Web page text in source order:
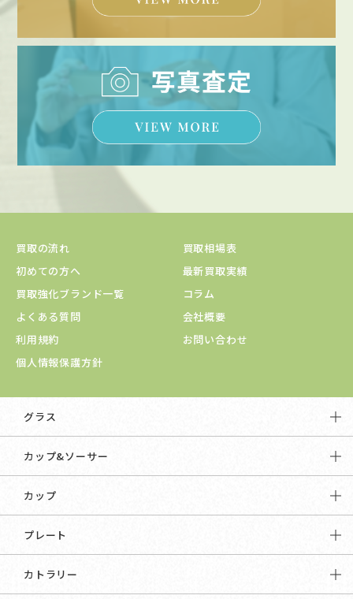
買取の流れ
買取相場表
初めての方へ
最新買取実績
買取強化ブランド一覧
コラム
よくある質問
会社概要
利用規約
お問い合わせ
個人情報保護方針
グラス
カップ&ソーサー
カップ
プレート
カトラリー